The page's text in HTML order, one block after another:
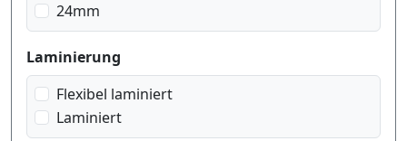
24mm
Laminierung
Flexibel laminiert
Laminiert